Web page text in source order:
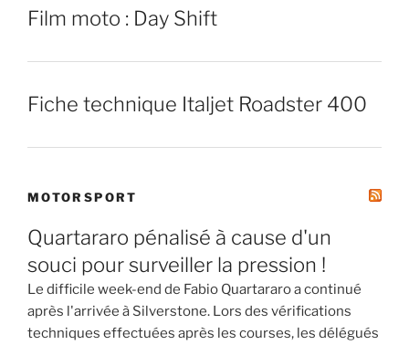
Film moto : Day Shift
Fiche technique Italjet Roadster 400
MOTORSPORT
Quartararo pénalisé à cause d'un
souci pour surveiller la pression !
Le difficile week-end de Fabio Quartararo a continué
après l'arrivée à Silverstone. Lors des vérifications
techniques effectuées après les courses, les délégués